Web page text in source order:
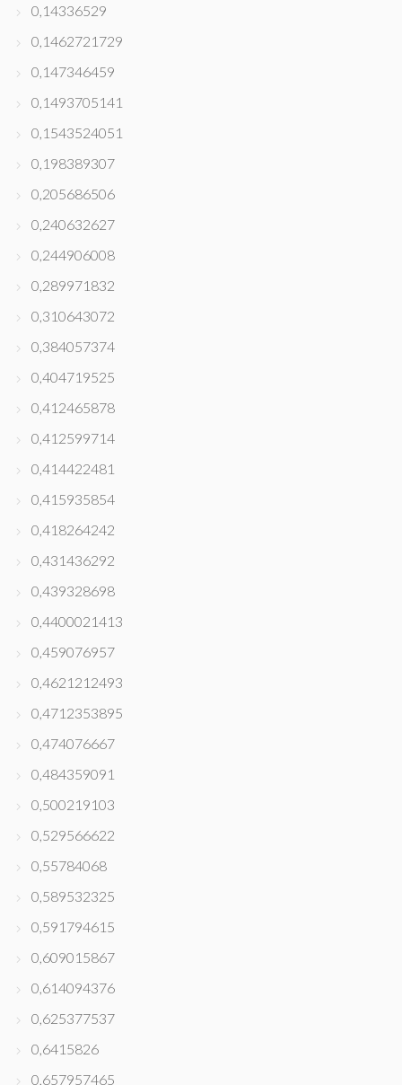
0,14336529
0,1462721729
0,147346459
0,1493705141
0,1543524051
0,198389307
0,205686506
0,240632627
0,244906008
0,289971832
0,310643072
0,384057374
0,404719525
0,412465878
0,412599714
0,414422481
0,415935854
0,418264242
0,431436292
0,439328698
0,4400021413
0,459076957
0,4621212493
0,4712353895
0,474076667
0,484359091
0,500219103
0,529566622
0,55784068
0,589532325
0,591794615
0,609015867
0,614094376
0,625377537
0,6415826
0,657957465